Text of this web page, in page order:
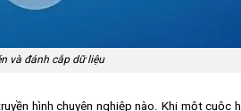
và đánh cắp dữ liệu
hình chuyên nghiệp nào. Khi một cuộc